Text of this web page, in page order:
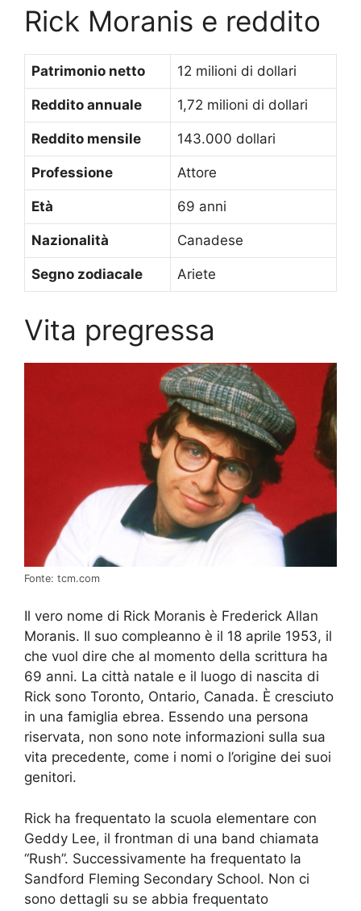
Rick Moranis e reddito
Patrimonio netto 12 milioni di dollari
Reddito annuale 1,72 milioni di dollari
Reddito mensile 143.000 dollari
Professione Attore
Età 69 anni
Nazionalità Canadese
Segno zodiacale Ariete
Vita pregressa
Fonte: tcm.com
Il vero nome di Rick Moranis è Frederick Allan
Moranis. Il suo compleanno è il 18 aprile 1953, il
che vuol dire che al momento della scrittura ha
69 anni. La città natale e il luogo di nascita di
Rick sono Toronto, Ontario, Canada. È cresciuto
in una famiglia ebrea. Essendo una persona
riservata, non sono note informazioni sulla sua
vita precedente, come i nomi o l’origine dei suoi
genitori.
Rick ha frequentato la scuola elementare con
Geddy Lee, il frontman di una band chiamata
“Rush”. Successivamente ha frequentato la
Sandford Fleming Secondary School. Non ci
sono dettagli su se abbia frequentato